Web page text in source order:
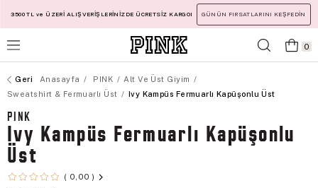
3500 TL ve ÜZERİ ALIŞVERİŞLERİNİZDE ÜCRETSİZ KARGO! GÜNÜN FIRSATLARINI KEŞFEDİN
0
Anasayfa PINK
Alt Ve Üst Giyim
Sweatshirt & Fermuarlı Üst
Ivy Kampüs Fermuarlı Kapüşonlu Üst
PINK
Ivy Kampüs Fermuarlı Kapüşonlu
Üst
0,00